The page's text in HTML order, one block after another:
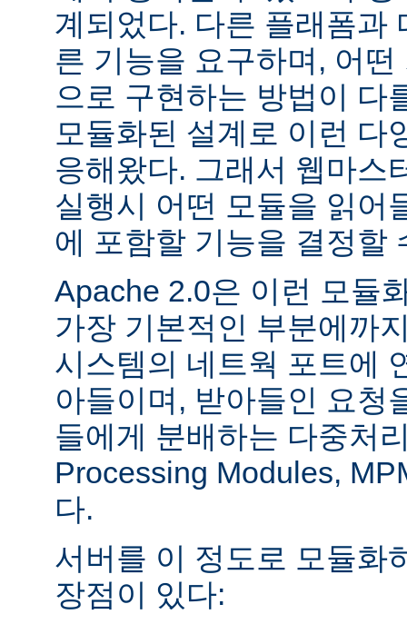
계되었다. 다른 플래폼과
른 기능을 요구하며, 어
으로 구현하는 방법이 다
모듈화된 설계로 이런 다
응해왔다. 그래서 웹마스
실행시 어떤 모듈을 읽어
에 포함할 기능을 결정할
Apache 2.0은 이런 모듈
가장 기본적인 부분에까
시스템의 네트웍 포트에
아들이며, 받아들인 요청
들에게 분배하는 다중처
Processing Modules,
다.
서버를 이 정도로 모듈화
장점이 있다: